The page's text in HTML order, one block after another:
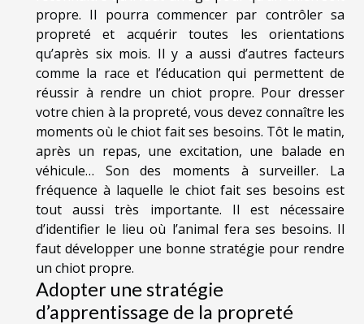
propre. Il pourra commencer par contrôler sa
propreté et acquérir toutes les orientations
qu’après six mois. Il y a aussi d’autres facteurs
comme la race et l’éducation qui permettent de
réussir à rendre un chiot propre. Pour dresser
votre chien à la propreté, vous devez connaître les
moments où le chiot fait ses besoins. Tôt le matin,
après un repas, une excitation, une balade en
véhicule… Son des moments à surveiller. La
fréquence à laquelle le chiot fait ses besoins est
tout aussi très importante. Il est nécessaire
d’identifier le lieu où l’animal fera ses besoins. Il
faut développer une bonne stratégie pour rendre
un chiot propre.
Adopter une stratégie
d’apprentissage de la propreté